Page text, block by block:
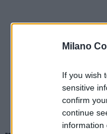
Milano
If you wish
sensitive
confirm
continue
information